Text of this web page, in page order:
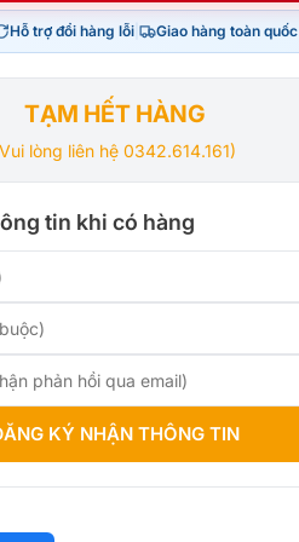
Hỗ trợ đổi hàng lỗi| Giao hàng toàn quốc
TẠM HẾT HÀNG
lòng liên hệ 0342.614.161)
tin khi có hàng
KÝ NHẬN THÔNG TIN